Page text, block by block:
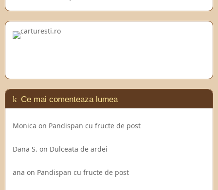
Ce mai comenteaza lumea
Monica on Pandispan cu fructe de post
Dana S. on Dulceata de ardei
ana on Pandispan cu fructe de post